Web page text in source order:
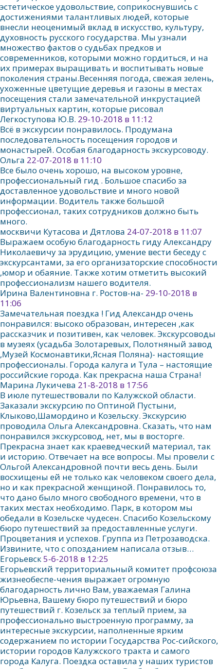
эстетическое удовольствие, соприкоснувшись с
достижениями талантливых людей, которые
внесли неоценимый вклад в искусство, культуру,
духовность русского государства. Мы узнали
множество фактов о судьбах предков и
современников, которыми можно гордиться, и на
их примерах выращивать и воспитывать новые
поколения страны.Весенняя погода, свежая зелень,
ухоженные цветущие деревья и газоны в местах
посещения стали замечательной инкрустацией
виртуальных картин, которые рисовал
Легкоступова Ю.В. 29-10-2018 в 11:12
Всё в экскурсии понравилось. Продумана
последовательность посещения городов и
монастырей. Особая благодарность экскурсоводу.
Ольга 22-07-2018 в 11:10
Все было очень хорошо, на высоком уровне,
профессиональный гид . Большое спасибо за
доставленное удовольствие и много новой
информации. Водитель также большой
профессионал, таких сотрудников должно быть
много.
москвичи Кутасова и Дятлова 24-07-2018 в 11:07
Выражаем особую благодарность гиду Александру
Николаевичу за эрудицию, умение вести беседу с
экскурсантами, за его организаторские способности
,юмор и обаяние. Также хотим отметить высокий
профессионализм нашего водителя.
Ирина Валентиновна г. Ростов-на- 29-10-2018 в
11:06
Замечательная поездка ! Гид Александр очень
понравился: высоко образован, интересен ,как
рассказчик и позитивен, как человек. Экскурсоводы
в музеях (усадьба Золотаревых, Полотняный завод
,Музей Космонавтики,Ясная Поляна)- настоящие
профессионалы. Города калуга и Тула – настоящие
российские города. Как прекрасна наша Страна!
Марина Лукичева 21-8-2018 в 17:56
В июле путешествовали по Калужской области.
Заказали экскурсию по Оптиной Пустыни,
Клыково,Шамордино и Козельску. Экскурсию
проводила Ольга Александровна. Сказать, что нам
понравился экскурсовод, нет, мы в восторге.
Прекрасна знает как краеведческий материал, так
и историю. Отвечает на все вопросы. Мы провели с
Ольгой Александровной почти весь день. Были
восхищены ей не только как человеком своего дела,
но и как прекрасной женщиной. Понравилось то,
что дано было много свободного времени, что в
таких местах необходимо. Парк, в котором мы
обедали в Козельске чудесен. Спасибо Козельскому
бюро путешествий за предоставленные услуги.
Процветания и успехов. Группа из Петрозаводска.
Извините, что с опозданием написала отзыв…
Егорьевск5-6-2018 в 12:25
Егорьевский территориальный комитет профсоюза
жизнеобеспе-чения выражает огромную
благодарность лично Вам, уважаемая Галина
Юрьевна, Вашему бюро путешествий и бюро
путешествий г. Козельск за теплый прием, за
профессионально выстроенную программу, за
интересные экскурсии, наполненные ярким
содержанием по истории Государства Рос-сийского,
истории городов Калужского тракта и самого
города Калуга. Поездка оставила у наших туристов